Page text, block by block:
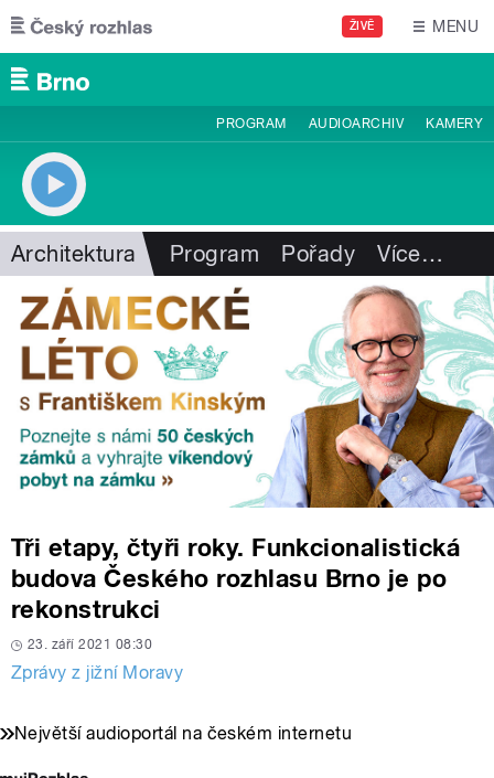
Přejít k hlavnímu obsahu
ŽIVĚ MENU
PROGRAM AUDIOARCHIV KAMERY
Architektura Program Pořady Více…
Tři etapy, čtyři roky. Funkcionalistická
budova Českého rozhlasu Brno je po
rekonstrukci
23. září 2021 08:30
Zprávy z jižní Moravy
Největší audioportál na českém internetu